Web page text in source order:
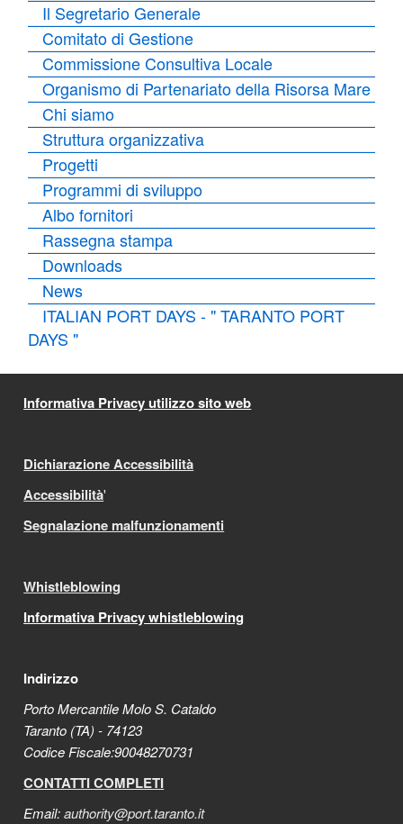
Il Segretario Generale
Comitato di Gestione
Commissione Consultiva Locale
Organismo di Partenariato della Risorsa Mare
Chi siamo
Struttura organizzativa
Progetti
Programmi di sviluppo
Albo fornitori
Rassegna stampa
Downloads
News
ITALIAN PORT DAYS - " TARANTO PORT
DAYS "
Informativa Privacy utilizzo sito web
Dichiarazione Accessibilità
Accessibilità'
Segnalazione malfunzionamenti
Whistleblowing
Informativa Privacy whistleblowing
Indirizzo
Porto Mercantile Molo S. Cataldo
Taranto (TA) - 74123
Codice Fiscale:90048270731
CONTATTI COMPLETI
Email:authority@port.taranto.it